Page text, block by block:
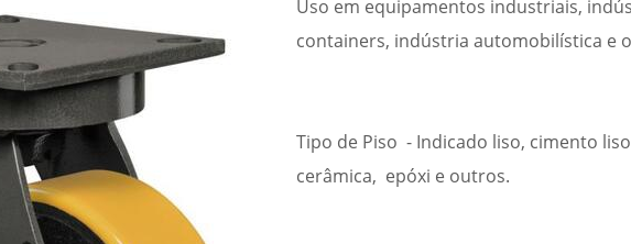
Uso em equipamentos industriais,
containers, indústria automobilística e
Tipo de Piso - Indicado liso, cimento
cerâmica, epóxi e outros.